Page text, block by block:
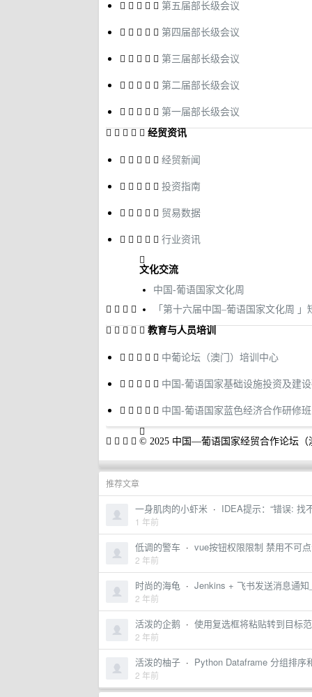
第五届部长级会议
第四届部长级会议
第三届部长级会议
第二届部长级会议
第一届部长级会议
经贸资讯
经贸新闻
投资指南
贸易数据
行业资讯
文化交流
中国-葡语国家文化周
「第十六届中国–葡语国家文化周 」
教育与人员培训
中葡论坛（澳门）培训中心
中国-葡语国家基础设施投资及建
中国-葡语国家蓝色经济合作研修班
© 2025 中国—葡语国家经贸合作论坛（
推荐文章
一身肌肉的小虾米 · IDEA提示：“错误: 找
1 年前
低调的警车 · vue按钮权限限制 禁用不可
2 年前
时尚的海龟 · Jenkins + 飞书发送消息通
2 年前
活泼的企鹅 · 使用复选框将粘贴转到目标
2 年前
活泼的柚子 · Python Dataframe 分组排序
2 年前